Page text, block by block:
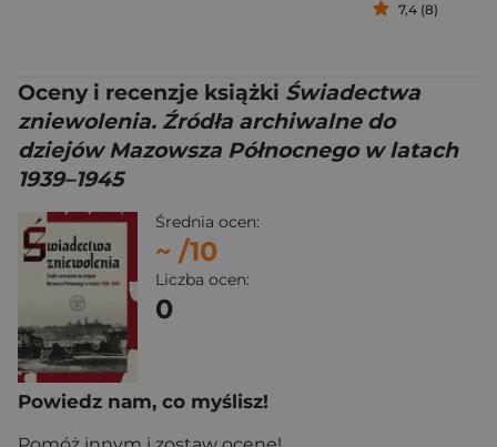
7,4 (8)
Oceny i recenzje książki Świadectwa
zniewolenia. Źródła archiwalne do
dziejów Mazowsza Północnego w latach
1939–1945
Średnia ocen:
~ /10
Liczba ocen:
0
Powiedz nam, co myślisz!